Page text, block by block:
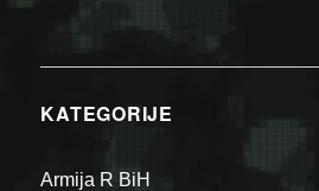
KATEGORIJE
Armija R BiH